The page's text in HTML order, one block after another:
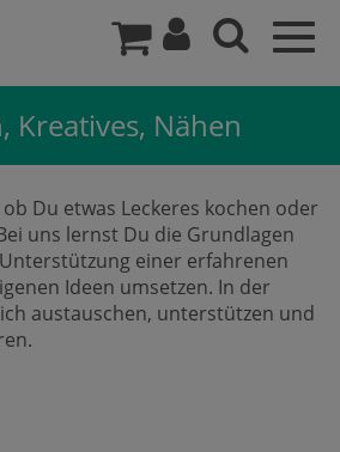
Kreatives, Nähen
Du etwas Leckeres kochen oder
uns lernst Du die Grundlagen
einer erfahrenen
Ideen umsetzen. In der
austauschen, unterstützen und